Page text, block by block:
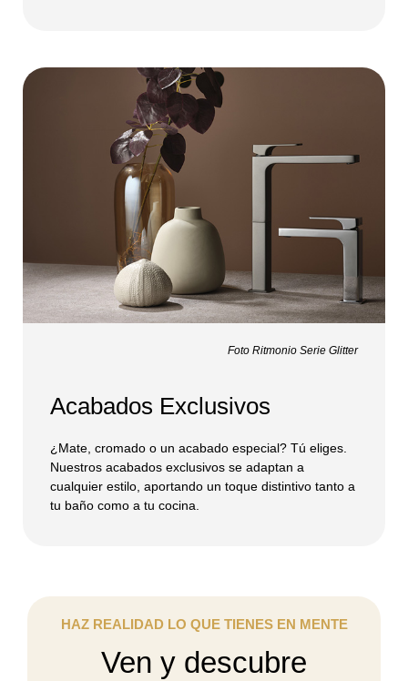
Foto Ritmonio Serie Glitter
Acabados Exclusivos
¿Mate, cromado o un acabado especial? Tú eliges.
Nuestros acabados exclusivos se adaptan a
cualquier estilo, aportando un toque distintivo tanto a
tu baño como a tu cocina.
HAZ REALIDAD LO QUE TIENES EN MENTE
Ven y descubre